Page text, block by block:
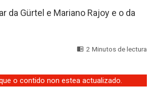
Gürtel e Mariano Rajoy e o da
2 Minutos de lectura
o contido non estea actualizado.